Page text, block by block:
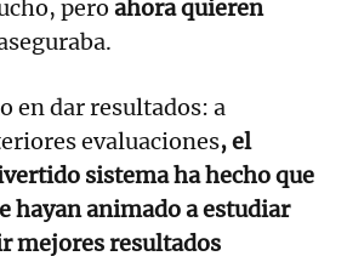
pero ahora quieren
en dar resultados: a
evaluaciones, el
sistema ha hecho que
hayan animado a estudiar
mejores resultados